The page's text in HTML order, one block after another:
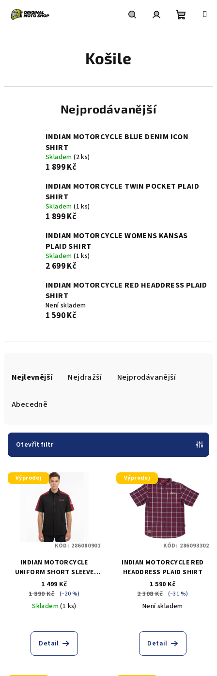
Košile
Nejprodávanější
INDIAN MOTORCYCLE BLUE DENIM ICON
SHIRT
Skladem(2 ks)
1 899 Kč
INDIAN MOTORCYCLE TWIN POCKET PLAID
SHIRT
Skladem(1 ks)
1 899 Kč
INDIAN MOTORCYCLE WOMENS KANSAS
PLAID SHIRT
Skladem(1 ks)
2 699 Kč
INDIAN MOTORCYCLE RED HEADDRESS PLAID
SHIRT
Není skladem
1 590 Kč
r
o
d
Nejlevnější Nejdražší Nejprodávanější
Abecedně
Otevřít filtr
V
ý Výprodej
INDIAN MOTORCYCLE
UNIFORM SHORT SLEEVE
SHIRT
1 499 Kč
1 890 Kč
(–20 %)
Skladem(1 ks)
Detail
KÓD: 286080901
Výprodej
INDIAN MOTORCYCLE RED
HEADDRESS PLAID SHIRT
1 590 Kč
2 308 Kč
(–31 %)
Není skladem
Detail
KÓD: 286093302